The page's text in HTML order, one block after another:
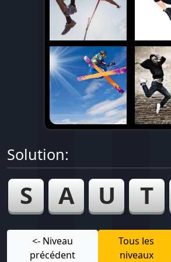
Solution:
S A U T
<- Niveau
précédent
Tous les
niveaux